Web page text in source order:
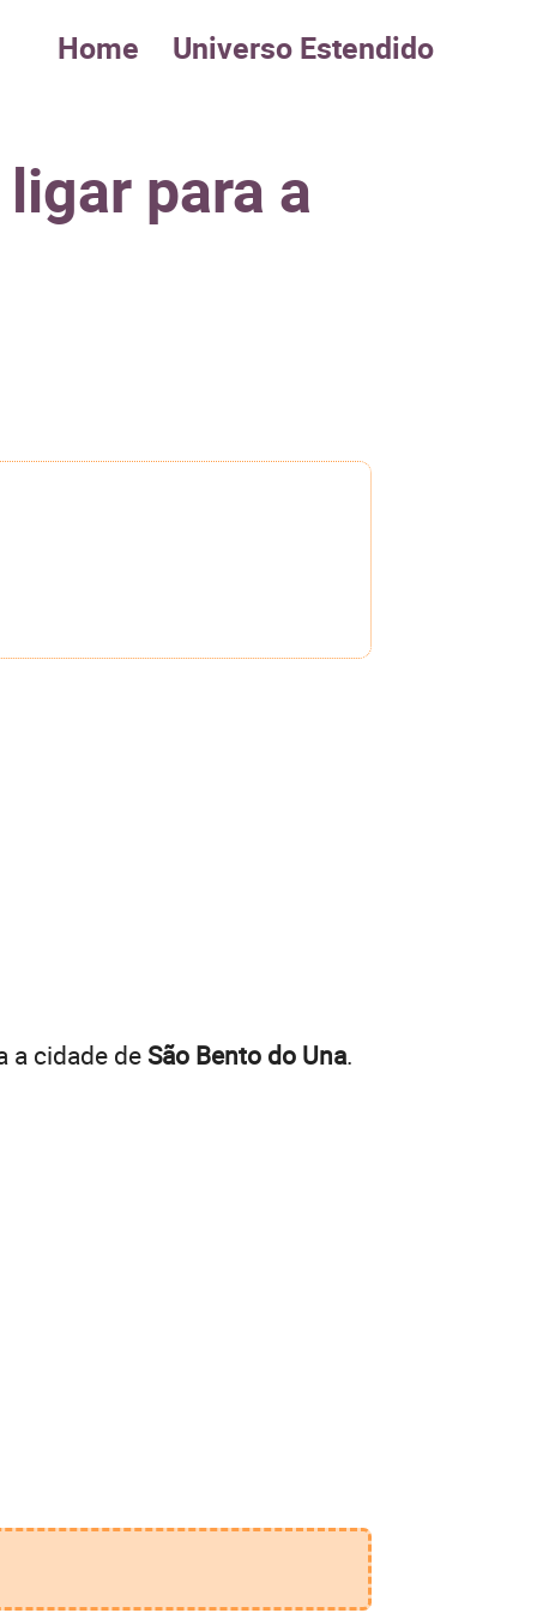
Home Universo Estendido
para a
a cidade de São Bento do Una.